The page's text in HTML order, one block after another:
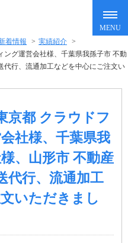
着情報 > 実績紹介 >
ング運営会社様、千葉県我孫子市 不動
代行、流通加工などを中心にご注文い
京都 クラウドフ
社様、千葉県我
、山形市 不動産
代行、流通加工
いただきまし